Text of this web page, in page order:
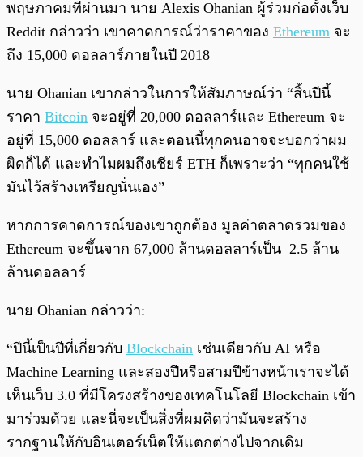
พฤษภาคมที่ผ่านมา นาย Alexis Ohanian ผู้ร่วมก่อตั้งเว็บ
Reddit กล่าวว่า เขาคาดการณ์ว่าราคาของ Ethereum จะ
ถึง 15,000 ดอลลาร์ภายในปี 2018
นาย Ohanian เขากล่าวในการให้สัมภาษณ์ว่า “สิ้นปีนี้
ราคา Bitcoin จะอยู่ที่ 20,000 ดอลลาร์และ Ethereum จะ
อยู่ที่ 15,000 ดอลลาร์ และตอนนี้ทุกคนอาจจะบอกว่าผม
ผิดก็ได้ และทำไมผมถึงเชียร์ ETH ก็เพราะว่า “ทุกคนใช้
มันไว้สร้างเหรียญนั่นเอง”
หากการคาดการณ์ของเขาถูกต้อง มูลค่าตลาดรวมของ
Ethereum จะขึ้นจาก 67,000 ล้านดอลลาร์เป็น 2.5 ล้าน
ล้านดอลลาร์
นาย Ohanian กล่าวว่า:
“ปีนี้เป็นปีที่เกี่ยวกับ Blockchain เช่นเดียวกับ AI หรือ
Machine Learning และสองปีหรือสามปีข้างหน้าเราจะได้
เห็นเว็บ 3.0 ที่มีโครงสร้างของเทคโนโลยี Blockchain เข้า
มาร่วมด้วย และนี่จะเป็นสิ่งที่ผมคิดว่ามันจะสร้าง
รากฐานให้กับอินเตอร์เน็ตให้แตกต่างไปจากเดิม